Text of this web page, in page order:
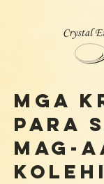
Mga
para
mag-